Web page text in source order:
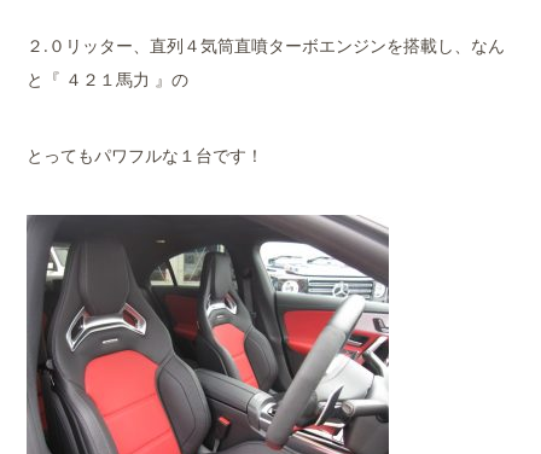
２.０リッター、直列４気筒直噴ターボエンジンを搭載し、なん
と『 ４２１馬力 』の
とってもパワフルな１台です！